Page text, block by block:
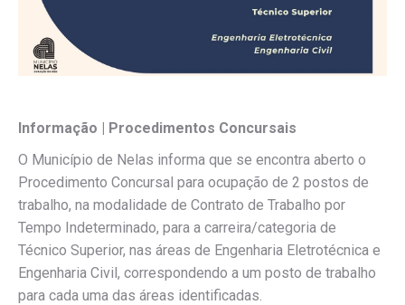
Informação | Procedimentos Concursais
O Município de Nelas informa que se encontra aberto o
Procedimento Concursal para ocupação de 2 postos de
trabalho, na modalidade de Contrato de Trabalho por
Tempo Indeterminado, para a carreira/categoria de
Técnico Superior, nas áreas de Engenharia Eletrotécnica e
Engenharia Civil, correspondendo a um posto de trabalho
para cada uma das áreas identificadas.